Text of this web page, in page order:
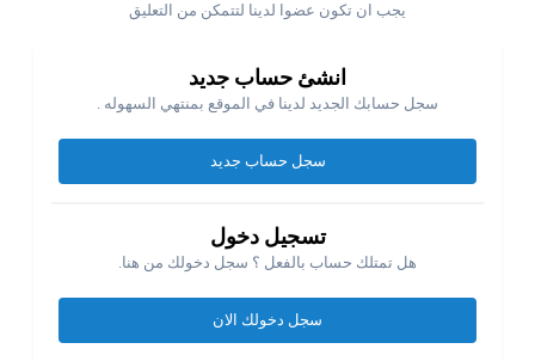
يجب ان تكون عضوا لدينا لتتمكن من التعليق
انشئ حساب جديد
سجل حسابك الجديد لدينا في الموقع بمنتهي السهوله .
سجل حساب جديد
تسجيل دخول
هل تمتلك حساب بالفعل ؟ سجل دخولك من هنا.
سجل دخولك الان